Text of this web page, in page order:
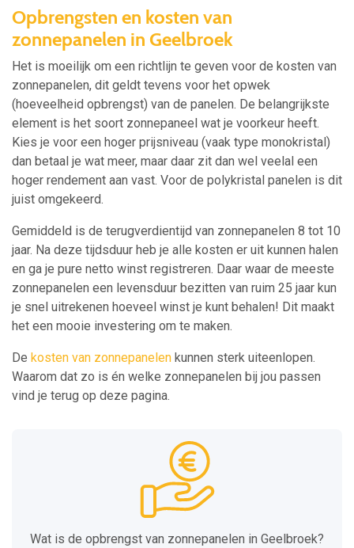
Opbrengsten en kosten van
zonnepanelen in Geelbroek
Het is moeilijk om een richtlijn te geven voor de kosten van
zonnepanelen, dit geldt tevens voor het opwek
(hoeveelheid opbrengst) van de panelen. De belangrijkste
element is het soort zonnepaneel wat je voorkeur heeft.
Kies je voor een hoger prijsniveau (vaak type monokristal)
dan betaal je wat meer, maar daar zit dan wel veelal een
hoger rendement aan vast. Voor de polykristal panelen is dit
juist omgekeerd.
Gemiddeld is de terugverdientijd van zonnepanelen 8 tot 10
jaar. Na deze tijdsduur heb je alle kosten er uit kunnen halen
en ga je pure netto winst registreren. Daar waar de meeste
zonnepanelen een levensduur bezitten van ruim 25 jaar kun
je snel uitrekenen hoeveel winst je kunt behalen! Dit maakt
het een mooie investering om te maken.
De kosten van zonnepanelen kunnen sterk uiteenlopen.
Waarom dat zo is én welke zonnepanelen bij jou passen
vind je terug op deze pagina.
Wat is de opbrengst van zonnepanelen in Geelbroek?